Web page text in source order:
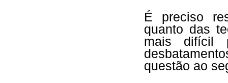
É preciso
quanto das
mais difícil
questão ao